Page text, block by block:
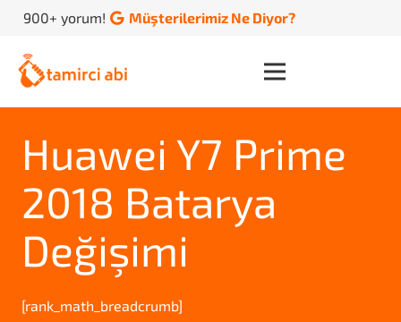
900+ yorum! Müşterilerimiz Ne Diyor?
Huawei Y7 Prime
2018 Batarya
Değişimi
[rank_math_breadcrumb]